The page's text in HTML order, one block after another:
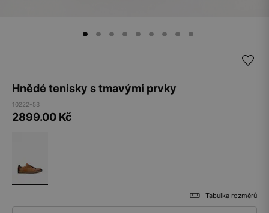
Hnědé tenisky s tmavými prvky
10222-53
2899.00 Kč
Tabulka rozměrů